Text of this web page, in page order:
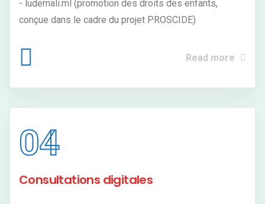
- ludemali.ml (promotion des droits des enfants,
conçue dans le cadre du projet PROSCIDE)
Read more
04
Consultations digitales